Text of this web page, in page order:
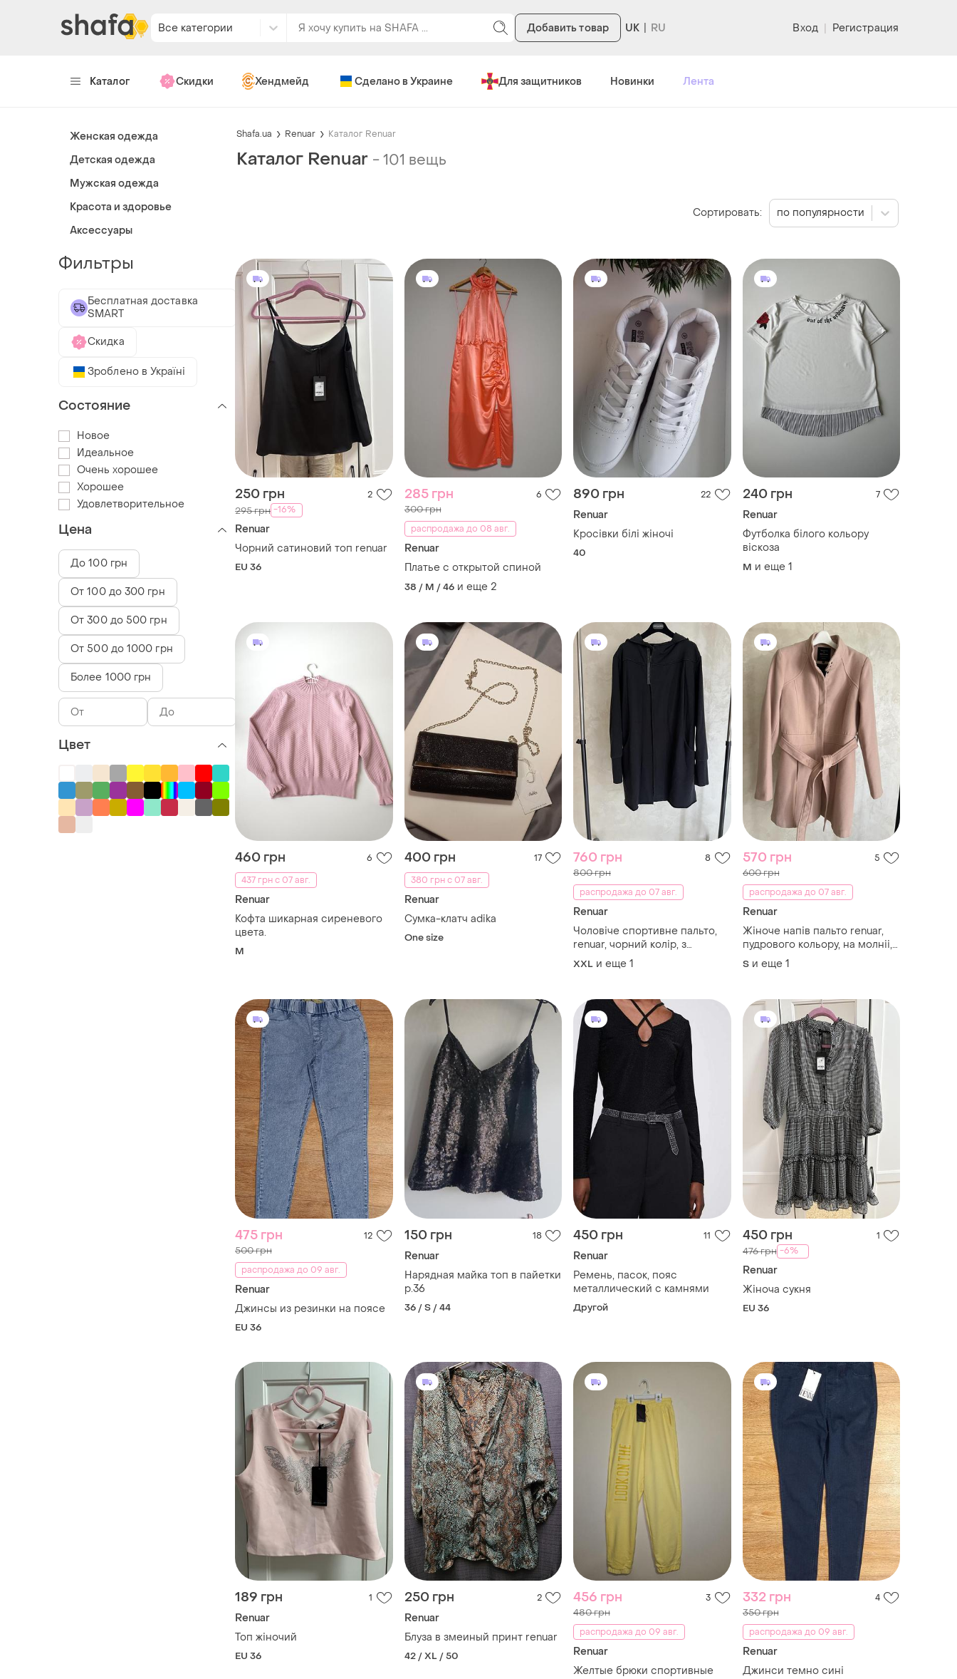
Все категории Добавить товар UK Вход | Регистрация
Каталог Скидки Хендмейд Сделано в Украине Для защитников Новинки Лента
Shafa.ua Renuar Каталог Renuar
Каталог Renuar -101 вещь
250 грн 2
295 грн -16%
Renuar
Чорний сатиновий топ renuar
EU 36
285 грн 6
300 грн
распродажа до 08 авг.
Renuar
Платье с открытой спиной
38 / M / 46 и еще 2
890 грн 22
Renuar
Кросівки білі жіночі
40
240 грн 7
Renuar
Футболка білого кольору
віскоза
M и еще 1
460 грн
6
437 грн с 07 авг.
Renuar
Кофта шикарная сиреневого
цвета.
M
400 грн
17
380 грн с 07 авг.
Renuar
Сумка-клатч adika
One size
760 грн 8
800 грн
распродажа до 07 авг.
Renuar
Чоловіче спортивне пальто,
renuar, чорний колір, з
капюшоном, розмір 2x
XXL и еще 1
570 грн 5
600 грн
распродажа до 07 авг.
Renuar
Жіноче напів пальто renuar,
пудрового кольору, на молніі,
розмір 40/s
S и еще 1
475 грн 12
500 грн
распродажа до 09 авг.
Renuar
Джинсы из резинки на поясе
EU 36
150 грн 18
Renuar
Нарядная майка топ в пайетки
р.36
36 / S / 44
450 грн 11
Renuar
Ремень, пасок, пояс
металлический с камнями
Другой
450 грн 1
476 грн -6%
Renuar
Жіноча сукня
EU 36
189 грн 1
Renuar
Топ жіночий
EU 36
250 грн 2
Renuar
Блуза в змеиный принт renuar
42 / XL / 50
456 грн 3
480 грн
распродажа до 09 авг.
Renuar
Желтые брюки спортивные
332 грн 4
350 грн
распродажа до 09 авг.
Renuar
Джинси темно сині
Сортировать: по популярности
Женская одежда
Детская одежда
Мужская одежда
Красота и здоровье
Аксессуары
Фильтры
Бесплатная доставка
SMART
Скидка
Зроблено в Україні
Состояние
Новое
Идеальное
Очень хорошее
Хорошее
Удовлетворительное
Цена
До 100 грн
От 100 до 300 грн
От 300 до 500 грн
От 500 до 1000 грн
Более 1000 грн
Цвет